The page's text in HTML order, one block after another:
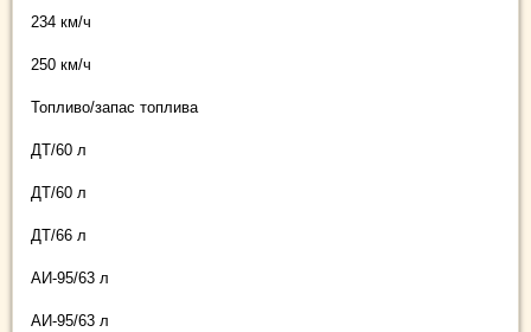
234 км/ч
250 км/ч
Топливо/запас топлива
ДТ/60 л
ДТ/60 л
ДТ/66 л
АИ-95/63 л
АИ-95/63 л